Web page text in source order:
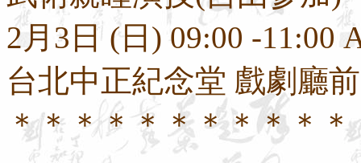
2月 3 日( 日 ) 09:00 -11:00
台北中正紀念堂 戲劇廳
＊＊＊＊＊＊＊＊＊＊